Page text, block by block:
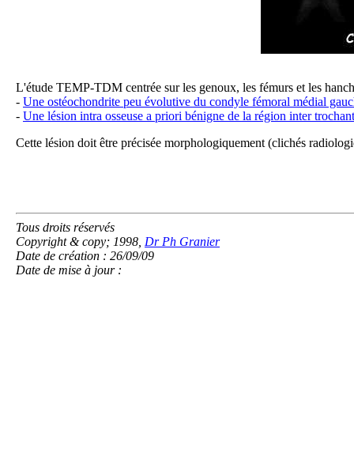
L'étude TEMP-TDM centrée sur les genoux, les fémurs et les
- Une ostéochondrite peu évolutive du condyle fémoral médial
- Une lésion intra osseuse a priori bénigne de la région inter
Cette lésion doit être précisée morphologiquement (clichés
Tous droits réservés
Copyright & copy; 1998, Dr Ph Granier
Date de création : 26/09/09
Date de mise à jour :